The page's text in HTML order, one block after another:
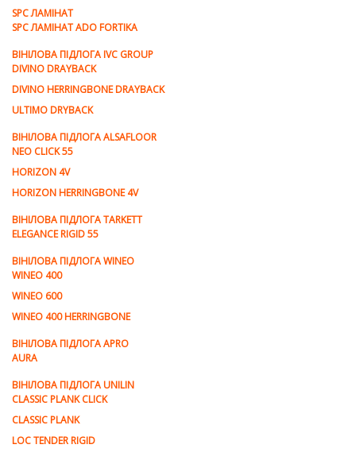
SPC ЛАМІНАТ
SPC ЛАМІНАТ ADO FORTIKA
ВІНІЛОВА ПІДЛОГА IVC GROUP
DIVINO DRAYBACK
DIVINO HERRINGBONE DRAYBACK
ULTIMO DRYBACK
ВІНІЛОВА ПІДЛОГА ALSAFLOOR
NEO CLICK 55
HORIZON 4V
HORIZON HERRINGBONE 4V
ВІНІЛОВА ПІДЛОГА TARKETT
ELEGANCE RIGID 55
ВІНІЛОВА ПІДЛОГА WINEO
WINEO 400
WINEO 600
WINEO 400 HERRINGBONE
ВІНІЛОВА ПІДЛОГА APRO
AURA
ВІНІЛОВА ПІДЛОГА UNILIN
CLASSIC PLANK CLICK
CLASSIC PLANK
LOC TENDER RIGID